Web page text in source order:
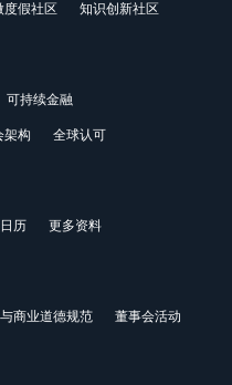
度假社区 知识创新社区
可持续金融
架构 全球认可
历 更多资料
商业道德规范 董事会活动